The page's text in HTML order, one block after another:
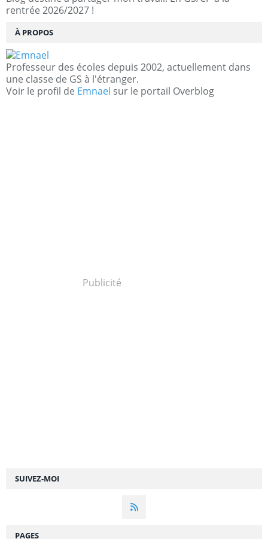
SUIVEZ-MOI
rentrée 2026/2027 !
À PROPOS
Professeur des écoles depuis 2002, actuellement dans
une classe de GS à l'étranger.
Voir le profil de Emnael sur le portail Overblog
Publicité
PAGES